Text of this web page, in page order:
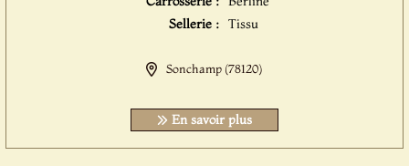
Sellerie : Tissu
Sonchamp (78120)
En savoir plus